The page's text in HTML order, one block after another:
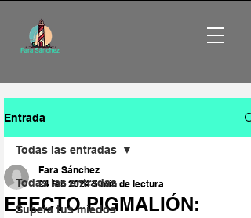
Entrada
Todas las entradas
Supera tus miedos
Todas las entradas
EFECTO PIGMALIÓN:
Fara Sánchez
24 feb 2024 5 min de lectura